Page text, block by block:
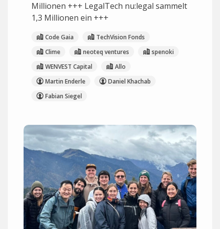
Millionen +++ LegalTech nu:legal sammelt
1,3 Millionen ein +++
Code Gaia
TechVision Fonds
Clime
neoteq ventures
spenoki
WENVEST Capital
Allo
Martin Enderle
Daniel Khachab
Fabian Siegel